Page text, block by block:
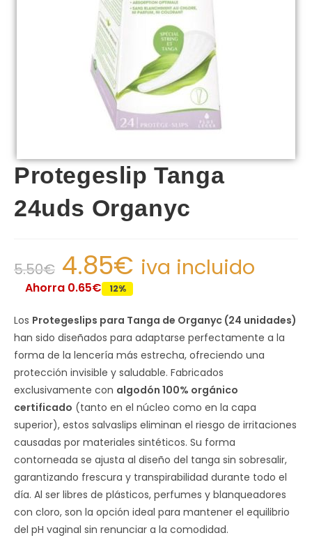
Protegeslip Tanga
24uds Organyc
5.50€ 4.85€ iva incluido
Ahorra 0.65€ 12%
Los Protegeslips para Tanga de Organyc (24 unidades)
han sido diseñados para adaptarse perfectamente a la
forma de la lencería más estrecha, ofreciendo una
protección invisible y saludable. Fabricados
exclusivamente con algodón 100% orgánico
certificado (tanto en el núcleo como en la capa
superior), estos salvaslips eliminan el riesgo de irritaciones
causadas por materiales sintéticos. Su forma
contorneada se ajusta al diseño del tanga sin sobresalir,
garantizando frescura y transpirabilidad durante todo el
día. Al ser libres de plásticos, perfumes y blanqueadores
con cloro, son la opción ideal para mantener el equilibrio
del pH vaginal sin renunciar a la comodidad.